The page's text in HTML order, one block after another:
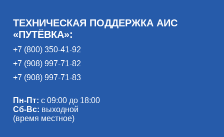
ТЕХНИЧЕСКАЯ ПОДДЕРЖКА АИС
«ПУТЁВКА»:
+7 (800) 350-41-92
+7 (908) 997-71-82
+7 (908) 997-71-83
Пн-Пт: с 09:00 до 18:00
Сб-Вс: выходной
(время местное)